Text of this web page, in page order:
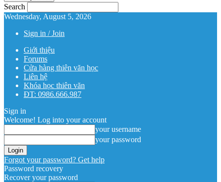
Search
Wednesday, August 5, 2026
Sign in / Join
Giới thiệu
Forums
Cửa hàng thiên văn học
Liên hệ
Khóa học thiên văn
ĐT: 0986.666.987
Sign in
Welcome! Log into your account
your username
your password
Forgot your password? Get help
Password recovery
Recover your password